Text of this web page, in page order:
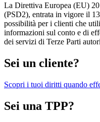
La Direttiva Europea (EU)
(PSD2), entrata in vigore il
possibilità per i clienti che
informazioni sul conto e di
dei servizi di Terze Parti
Sei un cliente?
Scopri i tuoi diritti quando
Sei una TPP?